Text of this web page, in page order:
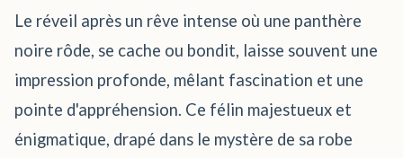
Le réveil après un rêve intense où une panthère
noire rôde, se cache ou bondit, laisse souvent une
impression profonde, mêlant fascination et une
pointe d'appréhension. Ce félin majestueux et
énigmatique, drapé dans le mystère de sa robe